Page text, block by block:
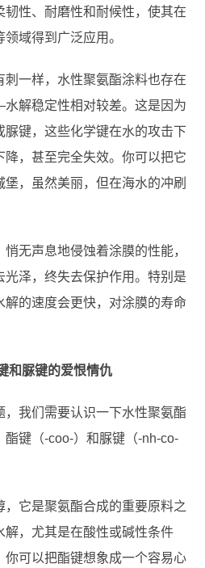
性、耐磨性和耐候性，使其在
域得到广泛应用。
一样，水性聚氨酯涂料也存在
解稳定性相对较差。这是因为
键，这些化学键在水的攻击下
，甚至完全失效。你可以把它
，虽然美丽，但在海水的冲刷
无声息地侵蚀着涂膜的性能，
泽，终失去保护作用。特别是
的速度会更快，对涂膜的寿命
和脲键的爱恨情仇
我们需要认识一下水性聚氨酯
键（-coo-）和脲键（-nh-co-
它是聚氨酯合成的重要原料之
，尤其是在酸性或碱性条件
你可以把酯键想象成一个容易心